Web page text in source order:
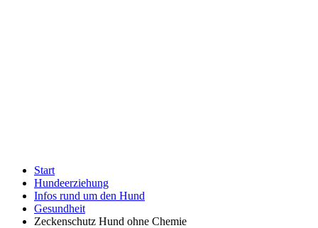
Start
Hundeerziehung
Infos rund um den Hund
Gesundheit
Zeckenschutz Hund ohne Chemie